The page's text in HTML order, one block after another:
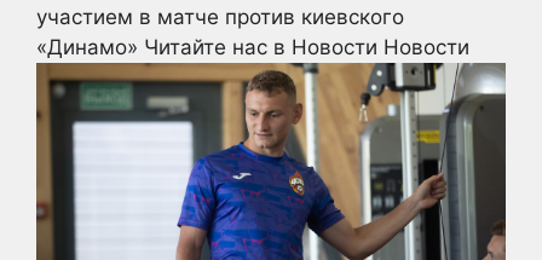
участием в матче против киевского
«Динамо» Читайте нас в Новости Новости